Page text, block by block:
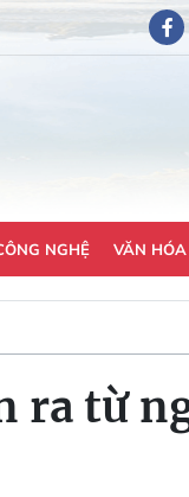
NGHỆ VĂN HÓA
ra từ